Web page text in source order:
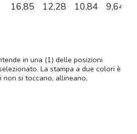
16,85 12,28 10,84 9,64
in una (1) delle posizioni
La stampa a due colori è
si toccano, allineano,